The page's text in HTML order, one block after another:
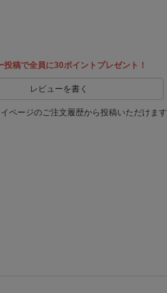
投稿で全員に30ポイントプレゼント！
レビューを書く
ページのご注文履歴から投稿いただけます